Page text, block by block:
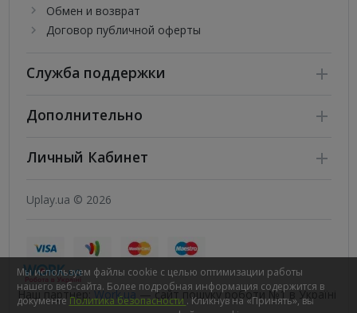
Обмен и возврат
Договор публичной оферты
Служба поддержки
Дополнительно
Личный Кабинет
Uplay.ua © 2026
Наш партнер:Work.ua — сайт пошуку роботи №1 в Україні
Мы используем файлы cookie с целью оптимизации работы
нашего веб-сайта. Более подробная информация содержится в
документе Политика безопасности . Кликнув на «Принять», вы